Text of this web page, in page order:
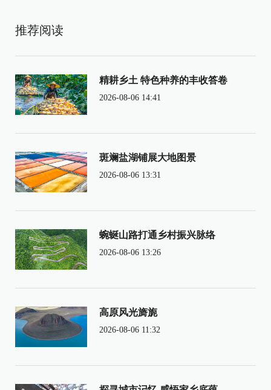
推荐阅读
精耕乡土 特色种养的丰收答卷
2026-08-06 14:41
斑斓盐湖铺展大地图景
2026-08-06 13:31
蜿蜒山路打通乡村振兴脉络
2026-08-06 13:26
高原风光旖旎
2026-08-06 11:32